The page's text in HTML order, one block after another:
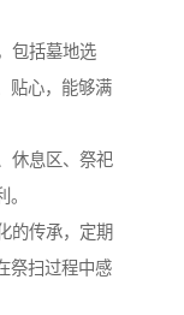
包括墓地选
贴心，能够满
休息区、祭祀
的传承，定期
祭扫过程中感